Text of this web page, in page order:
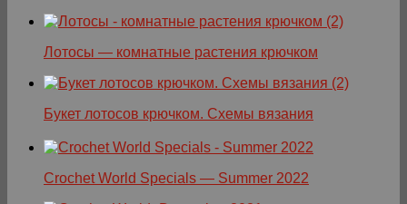
Лотосы — комнатные растения крючком
Букет лотосов крючком. Схемы вязания
Crochet World Specials — Summer 2022